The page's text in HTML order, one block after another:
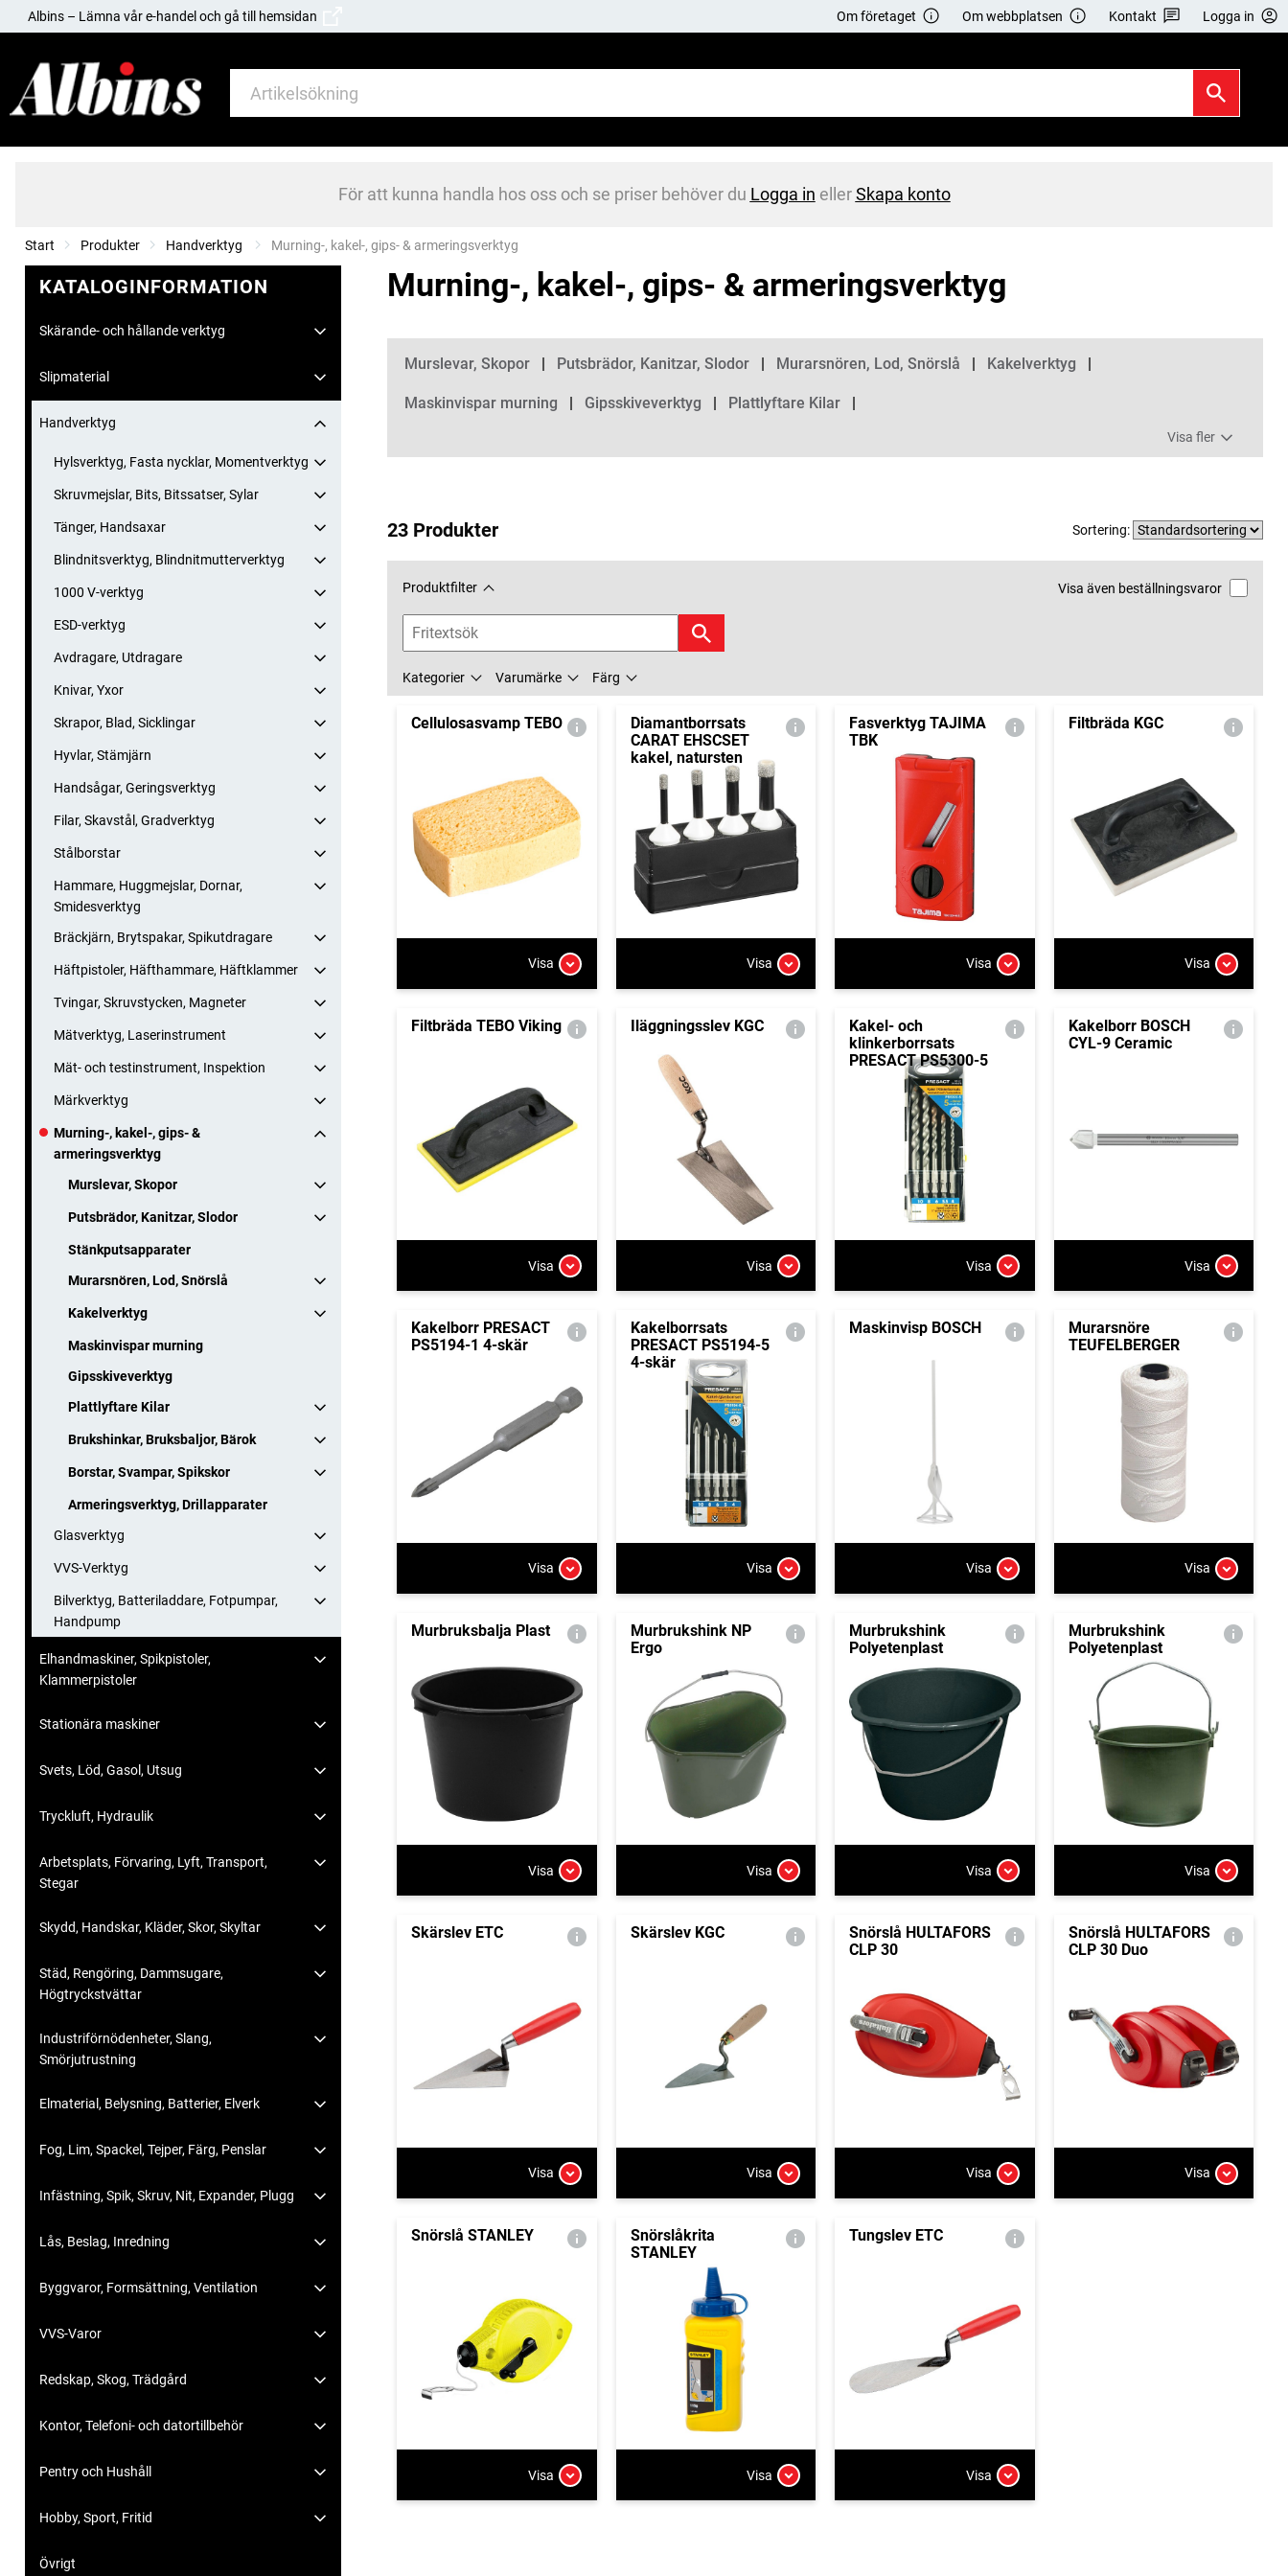
Albins – Lämna vår e-handel och gå till hemsidan Om företaget Om webbplatsen Kontakt Logga in
För att kunna handla hos oss och se priser behöver du Logga in ellerSkapa konto
Start Produkter Handverktyg Current:
Murning-, kakel-, gips- & armeringsverktyg
KATALOGINFORMATION
Skärande- och hållande verktyg
Slipmaterial
Handverktyg
Hylsverktyg, Fasta nycklar, Momentverktyg
Skruvmejslar, Bits, Bitssatser, Sylar
Tänger, Handsaxar
Blindnitsverktyg, Blindnitmutterverktyg
1000 V-verktyg
ESD-verktyg
Avdragare, Utdragare
Knivar, Yxor
Skrapor, Blad, Sicklingar
Hyvlar, Stämjärn
Handsågar, Geringsverktyg
Filar, Skavstål, Gradverktyg
Stålborstar
Hammare, Huggmejslar, Dornar,
Smidesverktyg
Bräckjärn, Brytspakar, Spikutdragare
Häftpistoler, Häfthammare, Häftklammer
Tvingar, Skruvstycken, Magneter
Mätverktyg, Laserinstrument
Mät- och testinstrument, Inspektion
Märkverktyg
Murning-, kakel-, gips- &
armeringsverktyg
Murslevar, Skopor
Putsbrädor, Kanitzar, Slodor
Stänkputsapparater
Murarsnören, Lod, Snörslå
Kakelverktyg
Maskinvispar murning
Gipsskiveverktyg
Plattlyftare Kilar
Brukshinkar, Bruksbaljor, Bärok
Borstar, Svampar, Spikskor
Armeringsverktyg, Drillapparater
Glasverktyg
VVS-Verktyg
Bilverktyg, Batteriladdare, Fotpumpar,
Handpump
Elhandmaskiner, Spikpistoler,
Klammerpistoler
Stationära maskiner
Svets, Löd, Gasol, Utsug
Tryckluft, Hydraulik
Arbetsplats, Förvaring, Lyft, Transport,
Stegar
Skydd, Handskar, Kläder, Skor, Skyltar
Städ, Rengöring, Dammsugare,
Högtryckstvättar
Industriförnödenheter, Slang,
Smörjutrustning
Elmaterial, Belysning, Batterier, Elverk
Fog, Lim, Spackel, Tejper, Färg, Penslar
Infästning, Spik, Skruv, Nit, Expander, Plugg
Lås, Beslag, Inredning
Byggvaror, Formsättning, Ventilation
VVS-Varor
Redskap, Skog, Trädgård
Kontor, Telefoni- och datortillbehör
Pentry och Hushåll
Hobby, Sport, Fritid
Övrigt
Murning-, kakel-, gips- & armeringsverktyg
Kategorier
Murslevar, Skopor Putsbrädor, Kanitzar, Slodor Murarsnören, Lod, Snörslå Kakelverktyg
Maskinvispar murning Gipsskiveverktyg Plattlyftare Kilar
Visa fler
23 Produkter Sortering:
Produktfilter Visa även beställningsvaror
Kategorier Varumärke Färg
Cellulosasvamp TEBO
Visa
Diamantborrsats
CARAT EHSCSET
kakel, natursten
Visa
Fasverktyg TAJIMA
TBK
Visa
Filtbräda KGC
Visa
Filtbräda TEBO Viking
Visa
Iläggningsslev KGC
Visa
Kakel- och
klinkerborrsats
PRESACT PS5300-5
Visa
Kakelborr BOSCH
CYL-9 Ceramic
Visa
Kakelborr PRESACT
PS5194-1 4-skär
Visa
Kakelborrsats
PRESACT PS5194-5
4-skär
Visa
Maskinvisp BOSCH
Visa
Murarsnöre
TEUFELBERGER
Visa
Murbruksbalja Plast
Visa
Murbrukshink NP
Ergo
Visa
Murbrukshink
Polyetenplast
Visa
Murbrukshink
Polyetenplast
Visa
Skärslev ETC
Visa
Skärslev KGC
Visa
Snörslå HULTAFORS
CLP 30
Visa
Snörslå HULTAFORS
CLP 30 Duo
Visa
Snörslå STANLEY
Visa
Snörslåkrita
STANLEY
Visa
Tungslev ETC
Visa